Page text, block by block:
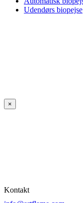
Udendørs biopejse
×
Kontakt